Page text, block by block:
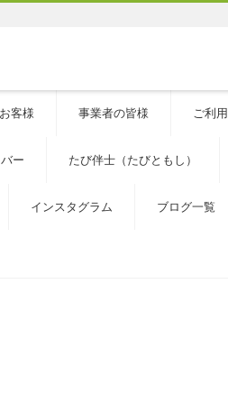
客様 事業者の皆様 ご利
ー たび伴士（たびともし）
インスタグラム ブログ一覧